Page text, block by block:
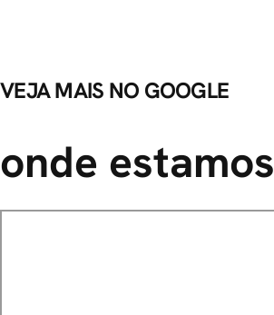
VEJA MAIS NO GOOGLE
onde estamos